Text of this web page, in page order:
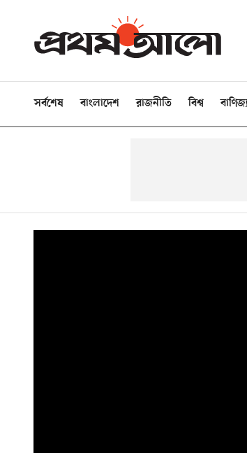
সর্বশেষ বাংলাদেশ রাজনীতি বিশ্ব